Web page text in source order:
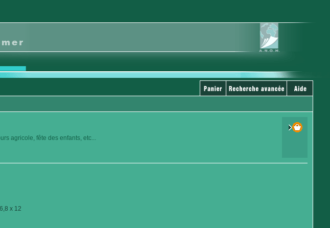
agricole, fête des enfants, etc...
x 12